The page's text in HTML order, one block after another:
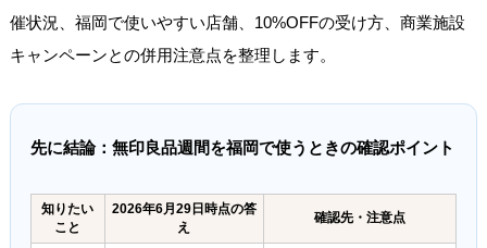
催状況、福岡で使いやすい店舗、10%OFFの受け方、商業施設
キャンペーンとの併用注意点を整理します。
先に結論：無印良品週間を福岡で使うときの確認ポイント
知りたい
こと
2026年6月29日時点の答
え
確認先・注意点